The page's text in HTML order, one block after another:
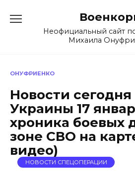
содержаниюНеофициальный сайт
Михаила
ОНУФРИЕНКО
Новости
Украины 17
хроника боевых
зоне СВО на
видео)
НОВОСТИ СПЕЦОПЕРАЦИИ